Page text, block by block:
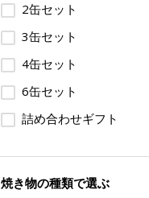
2缶セット
3缶セット
4缶セット
6缶セット
詰め合わせギフト
焼き物の種類で選ぶ